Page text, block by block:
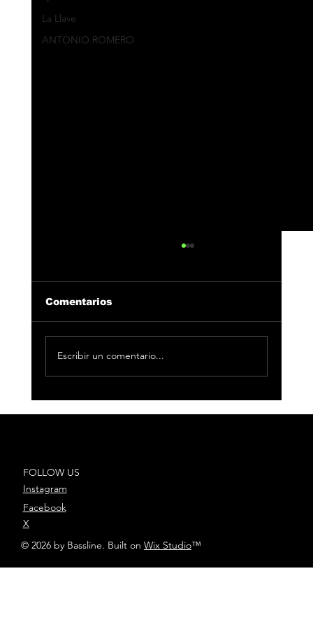
La Llave
ANTONIO ROMERO
Comentarios
Escribir un comentario...
FOLLOW US
Instagram
Facebook
X
© 2026 by Bassline. Built on Wix Studio™